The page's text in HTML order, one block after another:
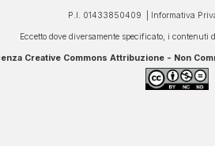
P.I. 01433850409 | Informativa
Eccetto dove diversamente specificato, i contenuti
Creative Commons Attribuzione - Non